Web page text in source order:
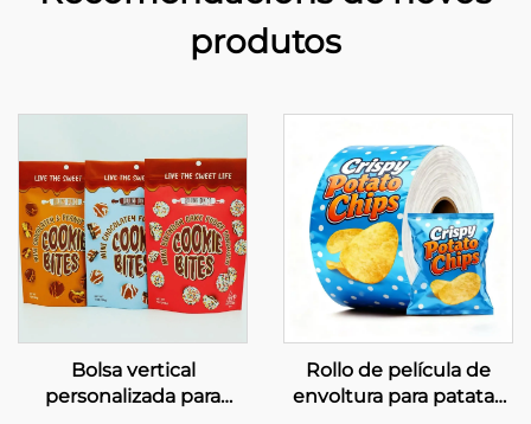
produtos
Bolsa vertical
personalizada para
Rollo de película de
envoltura para patatas